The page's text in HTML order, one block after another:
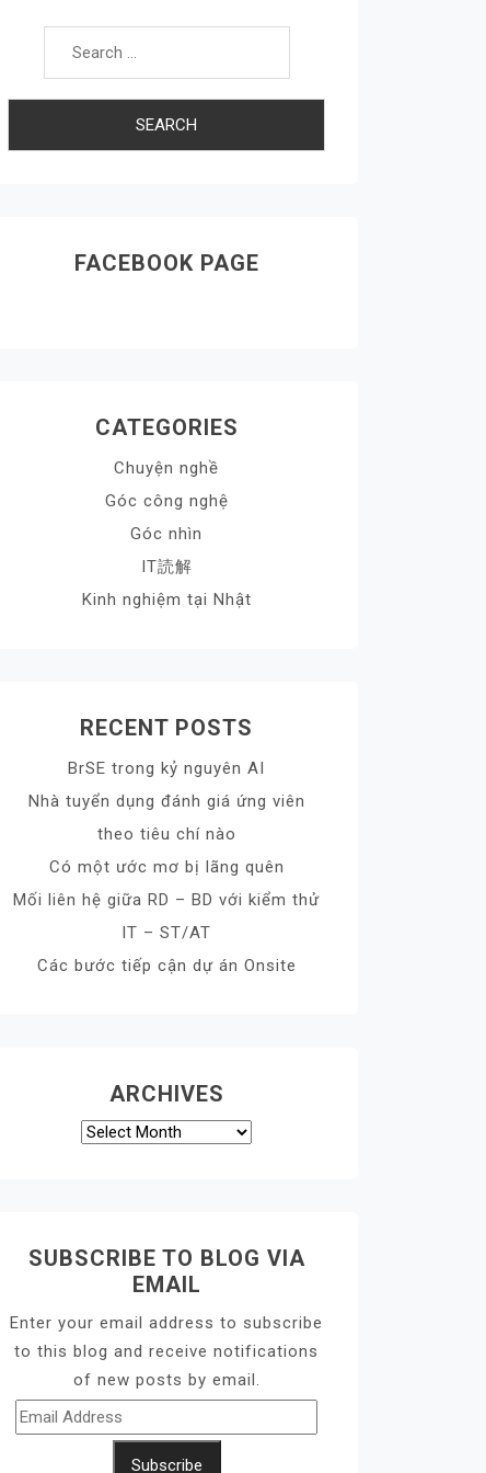
Search
FACEBOOK PAGE
CATEGORIES
Chuyện nghề
Góc công nghệ
Góc nhìn
IT読解
Kinh nghiệm tại Nhật
RECENT POSTS
BrSE trong kỷ nguyên AI
Nhà tuyển dụng đánh giá ứng viên
theo tiêu chí nào
Có một ước mơ bị lãng quên
Mối liên hệ giữa RD – BD với kiểm thử
IT – ST/AT
Các bước tiếp cận dự án Onsite
ARCHIVES
Archives
SUBSCRIBE TO BLOG VIA
EMAIL
Enter your email address to subscribe
to this blog and receive notifications
of new posts by email.
Email
Address
Subscribe